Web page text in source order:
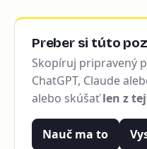
Preber si túto
Skopíruj pripravený
ChatGPT, Claude
alebo skúšaťlen z
Nauč ma to